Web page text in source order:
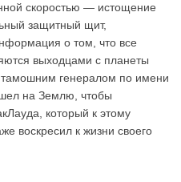
скоростью — истощение
защитный щит,
о том, что все
выходцами с планеты
тамошним генералом по имени
на Землю, чтобы
который к этому
воскресил к жизни своего